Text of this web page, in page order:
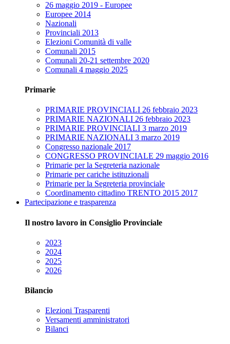
26 maggio 2019 - Europee
Europee 2014
Nazionali
Provinciali 2013
Elezioni Comunità di valle
Comunali 2015
Comunali 20-21 settembre 2020
Comunali 4 maggio 2025
Primarie
PRIMARIE PROVINCIALI 26 febbraio 2023
PRIMARIE NAZIONALI 26 febbraio 2023
PRIMARIE PROVINCIALI 3 marzo 2019
PRIMARIE NAZIONALI 3 marzo 2019
Congresso nazionale 2017
CONGRESSO PROVINCIALE 29 maggio 2016
Primarie per la Segreteria nazionale
Primarie per cariche istituzionali
Primarie per la Segreteria provinciale
Coordinamento cittadino TRENTO 2015 2017
Partecipazione e trasparenza
Il nostro lavoro in Consiglio Provinciale
2023
2024
2025
2026
Bilancio
Elezioni Trasparenti
Versamenti amministratori
Bilanci